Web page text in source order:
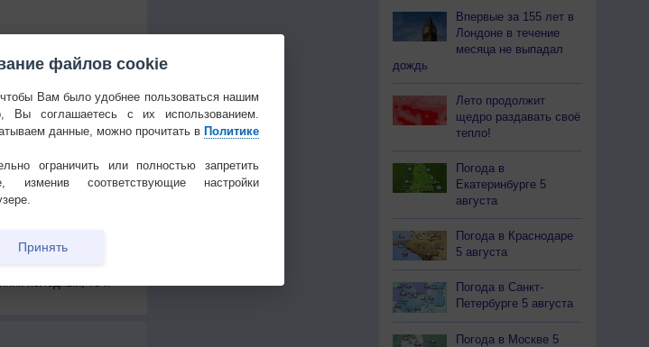
холодный, то и
Впервые за 155 лет в
Лондоне в течение
месяца не выпадал
дождь
Лето продолжит
щедро раздавать своё
тепло!
Погода в
Екатеринбурге 5
августа
Погода в Краснодаре
5 августа
Погода в Санкт-
Петербурге 5 августа
Погода в Москве 5
файлов cookie
Вам было удобнее пользоваться нашим
Вы соглашаетесь с их использованием.
данные, можно прочитать в Политике
ограничить или полностью запретить
изменив соответствующие настройки
Принять